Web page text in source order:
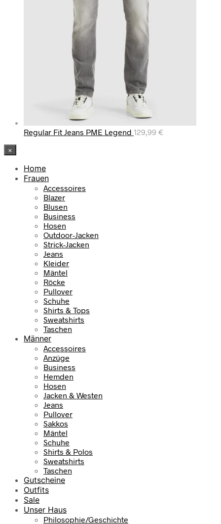
Regular Fit Jeans PME Legend 129,99 €
×
Home
Frauen
Accessoires
Blazer
Blusen
Business
Hosen
Outdoor-Jacken
Strick-Jacken
Jeans
Kleider
Mäntel
Röcke
Pullover
Schuhe
Shirts & Tops
Sweatshirts
Taschen
Männer
Accessoires
Anzüge
Business
Hemden
Hosen
Jacken & Westen
Jeans
Pullover
Sakkos
Mäntel
Schuhe
Shirts & Polos
Sweatshirts
Taschen
Gutscheine
Outfits
Sale
Unser Haus
Philosophie/Geschichte